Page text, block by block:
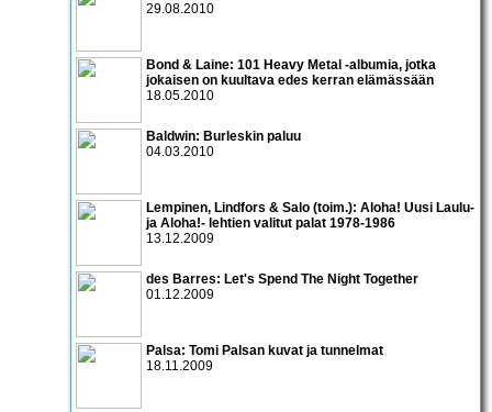
29.08.2010
Bond & Laine: 101 Heavy Metal -albumia, jotka
jokaisen on kuultava edes kerran elämässään
18.05.2010
Baldwin: Burleskin paluu
04.03.2010
Lempinen, Lindfors & Salo (toim.): Aloha! Uusi Laulu-
ja Aloha!- lehtien valitut palat 1978-1986
13.12.2009
des Barres: Let's Spend The Night Together
01.12.2009
Palsa: Tomi Palsan kuvat ja tunnelmat
18.11.2009